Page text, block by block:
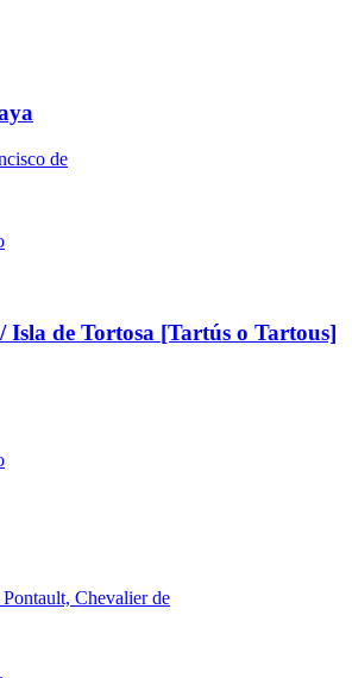
de
Isla de Tortosa [Tartús o Tartous]
Chevalier de